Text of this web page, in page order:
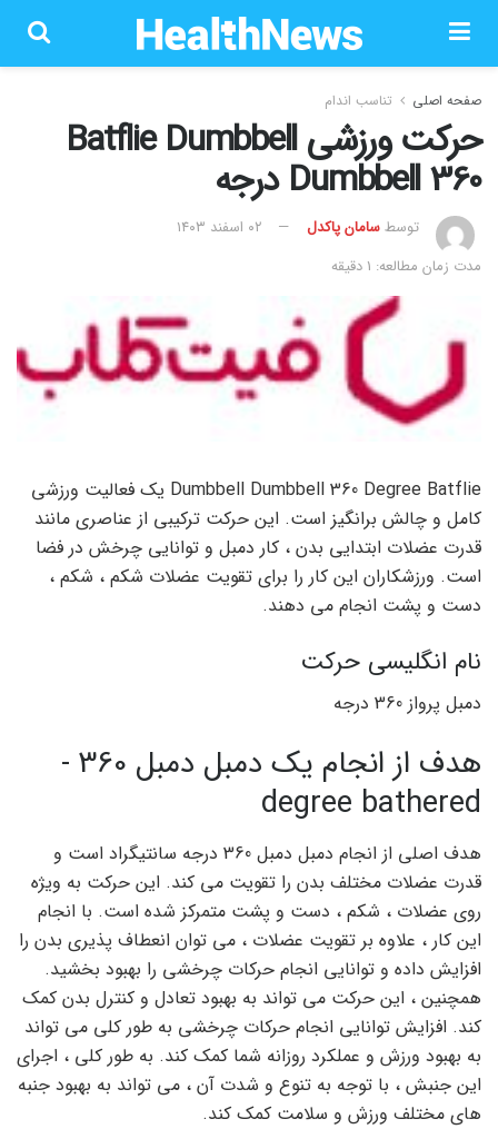
صفحه اصلی تناسب اندام
حرکت ورزشی Batflie Dumbbell
Dumbbell 360 درجه
توسطسامان پاکدل
۰۲ اسفند ۱۴۰۳
مدت زمان مطالعه: 1 دقیقه
Dumbbell Dumbbell 360 Degree Batflie یک فعالیت ورزشی
کامل و چالش برانگیز است. این حرکت ترکیبی از عناصری مانند
قدرت عضلات ابتدایی بدن ، کار دمبل و توانایی چرخش در فضا
است. ورزشکاران این کار را برای تقویت عضلات شکم ، شکم ،
دست و پشت انجام می دهند.
نام انگلیسی حرکت
دمبل پرواز 360 درجه
هدف از انجام یک دمبل دمبل 360 -
degree bathered
هدف اصلی از انجام دمبل دمبل 360 درجه سانتیگراد است و
قدرت عضلات مختلف بدن را تقویت می کند. این حرکت به ویژه
روی عضلات ، شکم ، دست و پشت متمرکز شده است. با انجام
این کار ، علاوه بر تقویت عضلات ، می توان انعطاف پذیری بدن را
افزایش داده و توانایی انجام حرکات چرخشی را بهبود بخشید.
همچنین ، این حرکت می تواند به بهبود تعادل و کنترل بدن کمک
کند. افزایش توانایی انجام حرکات چرخشی به طور کلی می تواند
به بهبود ورزش و عملکرد روزانه شما کمک کند. به طور کلی ، اجرای
این جنبش ، با توجه به تنوع و شدت آن ، می تواند به بهبود جنبه
های مختلف ورزش و سلامت کمک کند.